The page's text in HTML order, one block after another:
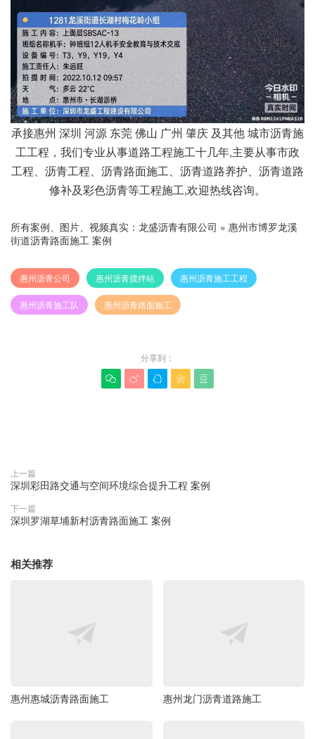
承接惠州 深圳 河源 东莞 佛山 广州 肇庆 及其他 城市沥青施
工工程，我们专业从事道路工程施工十几年,主要从事市政
工程、沥青工程、沥青路面施工、沥青道路养护、沥青道路
修补及彩色沥青等工程施工,欢迎热线咨询。
所有案例、图片、视频真实： 龙盛沥青有限公司 » 惠州市博罗龙溪
街道沥青路面施工 案例
惠州沥青公司 惠州沥青搅拌站 惠州沥青施工工程
惠州沥青施工队 惠州沥青路面施工
分享到：
    
上一篇
深圳彩田路交通与空间环境综合提升工程 案例
下一篇
深圳罗湖草埔新村沥青路面施工 案例
相关推荐
惠州惠城沥青路面施工 惠州龙门沥青道路施工